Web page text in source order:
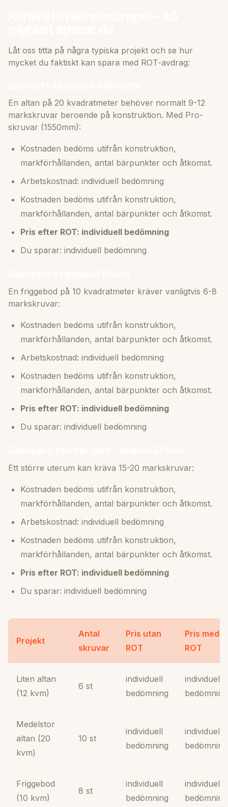
Låt oss titta på några typiska projekt och se hur
mycket du faktiskt kan spara med ROT-avdrag:
En altan på 20 kvadratmeter behöver normalt 9-12
markskruvar beroende på konstruktion. Med Pro-
skruvar (1550mm):
Kostnaden bedöms utifrån konstruktion,
markförhållanden, antal bärpunkter och åtkomst.
Arbetskostnad: individuell bedömning
Kostnaden bedöms utifrån konstruktion,
markförhållanden, antal bärpunkter och åtkomst.
Pris efter ROT: individuell bedömning
Du sparar: individuell bedömning
En friggebod på 10 kvadratmeter kräver vanligtvis 6-8
markskruvar:
Kostnaden bedöms utifrån konstruktion,
markförhållanden, antal bärpunkter och åtkomst.
Arbetskostnad: individuell bedömning
Kostnaden bedöms utifrån konstruktion,
markförhållanden, antal bärpunkter och åtkomst.
Pris efter ROT: individuell bedömning
Du sparar: individuell bedömning
Ett större uterum kan kräva 15-20 markskruvar:
Kostnaden bedöms utifrån konstruktion,
markförhållanden, antal bärpunkter och åtkomst.
Arbetskostnad: individuell bedömning
Kostnaden bedöms utifrån konstruktion,
markförhållanden, antal bärpunkter och åtkomst.
Pris efter ROT: individuell bedömning
Du sparar: individuell bedömning
Projekt
Antal
skruvar
Pris utan
ROT
Pris med
ROT
Liten altan
(12 kvm)
6 st
individuell
bedömning
individuell
bedömning
Medelstor
altan (20
kvm)
10 st
individuell
bedömning
individuell
bedömning
Friggebod
(10 kvm)
8 st
individuell
bedömning
individuell
bedömning